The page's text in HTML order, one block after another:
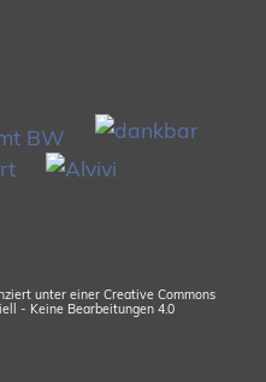
unter einer Creative Commons
- Keine Bearbeitungen 4.0